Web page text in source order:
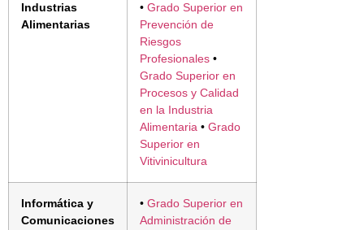
Industrias
Alimentarias
• Grado Superior en
Prevención de
Riesgos
Profesionales •
Grado Superior en
Procesos y Calidad
en la Industria
Alimentaria • Grado
Superior en
Vitivinicultura
Informática y
Comunicaciones
• Grado Superior en
Administración de